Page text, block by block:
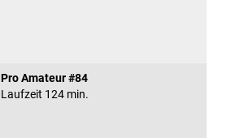
Pro Amateur #84
Laufzeit 124 min.